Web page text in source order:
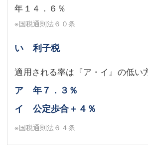
年１４．６％
※国税通則法６０条
い 利子税
適用される率は『ア・イ』の低い
ア 年７．３％
イ 公定歩合＋４％
※国税通則法６４条